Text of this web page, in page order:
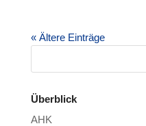
« Ältere Einträge
Überblick
AHK